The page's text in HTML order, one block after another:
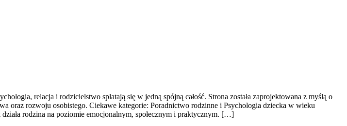
relacja i rodzicielstwo splatają się w jedną spójną całość. Strona została zaprojektowana z myślą o
oraz rozwoju osobistego. Ciekawe kategorie: Poradnictwo rodzinne i Psychologia dziecka w wieku
rodzina na poziomie emocjonalnym, społecznym i praktycznym. […]